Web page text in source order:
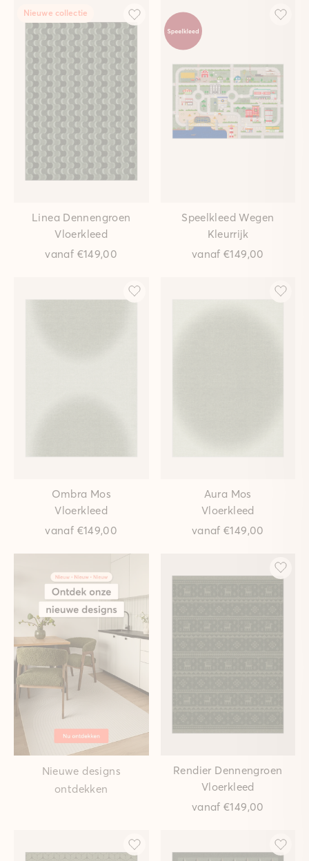
Nieuwe collectie
Linea Dennengroen
Vloerkleed
vanaf €149,00
Speelkleed Wegen
Kleurrijk
vanaf€149,00
Ombra Mos
Vloerkleed
vanaf €149,00
Aura Mos
Vloerkleed
vanaf€149,00
Nieuwe designs
ontdekken
Rendier Dennengroen
Vloerkleed
vanaf€149,00